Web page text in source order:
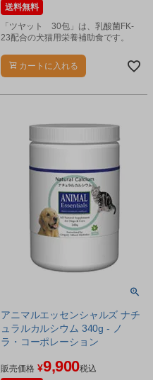
送料無料
「ツヤット 30包」は、乳酸菌FK-
23配合の犬猫用栄養補助食です。
カートに入れる
アニマルエッセンシャルズ ナチ
ュラルカルシウム 340g - ノ
ラ・コーポレーション
販売価格 ¥9,900税込